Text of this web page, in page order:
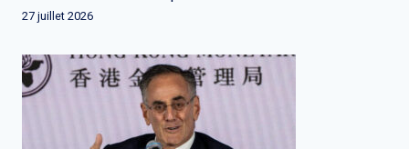
27 juillet 2026